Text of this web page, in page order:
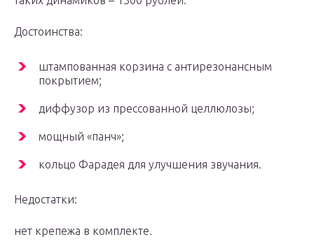
Достоинства:
штампованная корзина с антирезонансным
покрытием;
диффузор из прессованной целлюлозы;
мощный «панч»;
кольцо Фарадея для улучшения звучания.
Недостатки:
нет крепежа в комплекте.